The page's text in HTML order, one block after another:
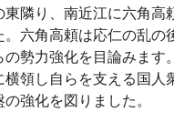
東隣り、南近江に六角高
。六角高頼は応仁の乱の
の勢力強化を目論みます
領し自らを支える国人
強化を図りました。